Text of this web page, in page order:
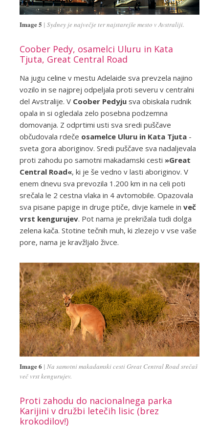
Image 5 Sydney je največje ter najstarejše mesto v Avstraliji.
Coober Pedy, osamelci Uluru in Kata
Tjuta, Great Central Road
Na jugu celine v mestu Adelaide sva prevzela najino
vozilo in se najprej odpeljala proti severu v centralni
del Avstralije. V Coober Pedyjusva obiskala rudnik
opala in si ogledala zelo posebna podzemna
domovanja. Z odprtimi usti sva sredi puščave
občudovala rdeče osamelce Uluru in Kata Tjuta-
sveta gora aboriginov. Sredi puščave sva nadaljevala
proti zahodu po samotni makadamski cesti »Great
Central Road«, ki je še vedno v lasti aboriginov. V
enem dnevu sva prevozila 1.200 km in na celi poti
srečala le 2 cestna vlaka in 4 avtomobile. Opazovala
sva pisane papige in druge ptiče, divje kamele in več
vrst kengurujev. Pot nama je prekrižala tudi dolga
zelena kača. Stotine tečnih muh, ki zlezejo v vse vaše
pore, nama je kravžljalo živce.
Image 6
Na samotni makadamski cesti Great Central Road srečaš
več vrst kengurujev.
Proti zahodu do nacionalnega parka
Karijini v družbi letečih lisic (brez
krokodilov!)